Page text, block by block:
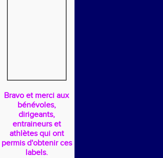
Bravo et merci aux
bénévoles,
dirigeants,
entraineurs et
athlètes qui ont
permis d'obtenir ces
labels.